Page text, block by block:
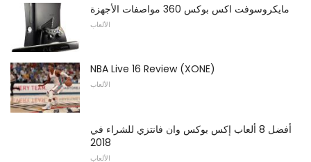
مايكروسوفت اكس بوكس ​​360 مواصفات الأجهزة
الألعاب
NBA Live 16 Review (XONE)
الألعاب
أفضل 8 ألعاب إكس بوكس ​​وان فانتزي للشراء في
2018
الألعاب